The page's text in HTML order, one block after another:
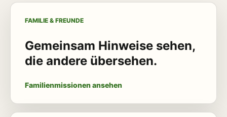
FAMILIE & FREUNDE
Gemeinsam Hinweise sehen,
die andere übersehen.
Familienmissionen ansehen